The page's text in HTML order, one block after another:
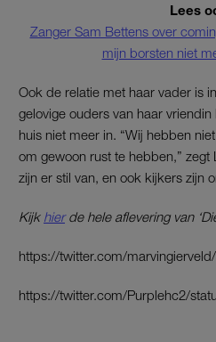
Lees
Zanger Sam Bettens over
mijn borsten niet
Ook de relatie met haar vader is
gelovige ouders van haar
huis niet meer in. “Wij hebben
om gewoon rust te hebben,” zegt
zijn er stil van, en ook kijkers zijn
Kijk hier de hele aflevering van
https://twitter.com/
https://twitter.com/Purplehc2/